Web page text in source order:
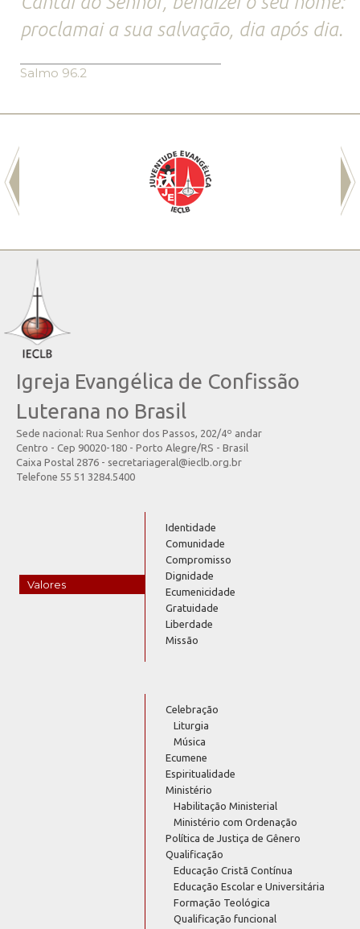
proclamai a sua salvação, dia após dia.
Salmo 96.2
Igreja Evangélica de Confissão
Luterana no Brasil
Sede nacional: Rua Senhor dos Passos, 202/4º andar
Centro - Cep 90020-180 - Porto Alegre/RS - Brasil
Caixa Postal 2876 - secretariageral@ieclb.org.br
Telefone 55 51 3284.5400
Valores
Identidade
Comunidade
Compromisso
Dignidade
Ecumenicidade
Gratuidade
Liberdade
Missão
Celebração
Liturgia
Música
Ecumene
Espiritualidade
Ministério
Habilitação Ministerial
Ministério com Ordenação
Política de Justiça de Gênero
Qualificação
Educação Cristã Contínua
Educação Escolar e Universitária
Formação Teológica
Qualificação funcional